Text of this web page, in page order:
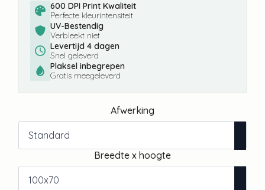
600 DPI Print Kwaliteit
Perfecte kleurintensiteit
UV-Bestendig
Verbleekt niet
Levertijd 4 dagen
Snel geleverd
Plaksel inbegrepen
Gratis meegeleverd
Afwerking
Breedte x hoogte